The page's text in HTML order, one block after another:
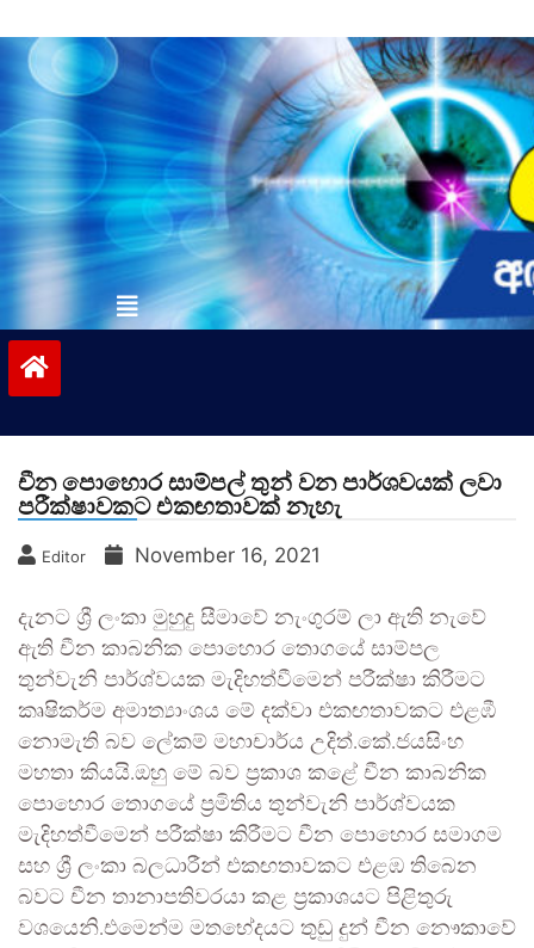
to
contentvinivida.lk
චීන පොහොර සාම්පල් තුන් වන පාර්ශවයක් ලවා
පරීක්ෂාවකට එකඟතාවක් නැහැ
Editor November 16, 2021
දැනට ශ්‍රී ලංකා මුහුදු සීමාවේ නැංගුරම් ලා ඇති නැවේ
ඇති චීන කාබනික පොහොර තොගයේ සාම්පල
තුන්වැනි පාර්ශ්වයක මැදිහත්වීමෙන් පරීක්ෂා කිරීමට
කෘෂිකර්ම අමාත්‍යාංශය මේ දක්වා එකඟතාවකට එළඹී
නොමැති බව ලේකම් මහාචාර්ය උදිත්.කේ.ජයසිංහ
මහතා කියයි.ඔහු මේ බව ප්‍රකාශ කළේ චීන කාබනික
පොහොර තොගයේ ප්‍රමිතිය තුන්වැනි පාර්ශ්වයක
මැදිහත්වීමෙන් පරීක්ෂා කිරීමට චීන පොහොර සමාගම
සහ ශ්‍රී ලංකා බලධාරීන් එකඟතාවකට එළඹ තිබෙන
බවට චීන තානාපතිවරයා කළ ප්‍රකාශයට පිළිතුරු
වශයෙනි.එමෙන්ම මතභේදයට තුඩු දුන් චීන නෞකාවේ